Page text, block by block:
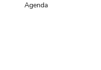
Agenda